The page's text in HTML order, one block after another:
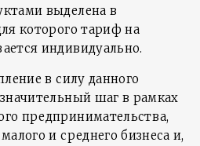
выделена в
которого тариф на
индивидуально.
в силу данного
шаг в рамках
предпринимательства,
и среднего бизнеса и,